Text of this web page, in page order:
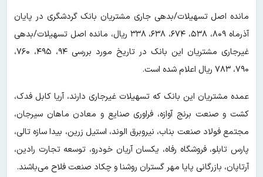
مانده اصل تسهیلات/بدهی جاری مشتریان بانک گردشگری در پایان
آذرماه ۸۰۹، ۵۳۸، ۶۷۴، ۶۳۸، ۳۳۸ ریال، مانده اصل تسهیلات/بدهی
غیرجاری مشتریان این بانک در تاریخ مورد بررسی ۹۴، ۴۹۵، ۷۶۰،
۷۹۰، ۷۸۳ ریال اعلام شده است.
عمده مشتریان این بانک که تسهیلات غیرجاری دارند، آریا کابل فدک،
کشت و صنعت برنج آوازه، فراوری صنایع و معادن ماهان سیرجان،
مجتمع فولاد صنعت بناب، نیروبرق الوند، استیل زرین، بیدا سازه تالی،
پارس تابلو، فروشگاه رفاه، یکسان آریان خودرو، توسعه تجارت رادین،
آرتاپان، بازرگانی پایا مهر گستران روشنا و چکاد صنعت فلاح می‌باشند.